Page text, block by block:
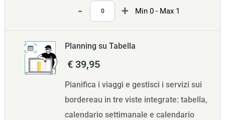
Min 0 - Max 1
Planning su Tabella
€ 39,95
Pianifica i viaggi e gestisci i servizi sui
bordereau in tre viste integrate: tabella,
calendario settimanale e calendario